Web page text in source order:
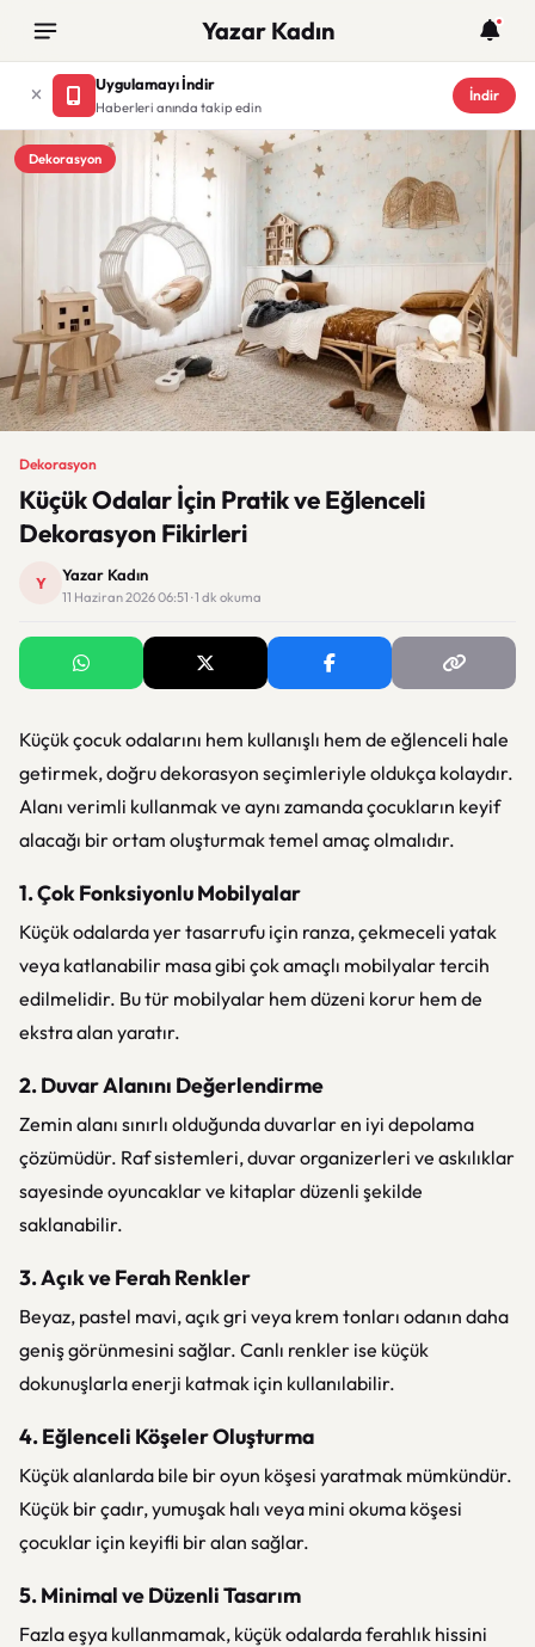
Yazar Kadın
Uygulamayı İndir
Haberleri anında takip edin
İndir
Dekorasyon
Dekorasyon
Küçük Odalar İçin Pratik ve Eğlenceli
Dekorasyon Fikirleri
Y Yazar Kadın
11 Haziran 2026 06:51 · 1 dk okuma
Küçük çocuk odalarını hem kullanışlı hem de eğlenceli hale
getirmek, doğru dekorasyon seçimleriyle oldukça kolaydır.
Alanı verimli kullanmak ve aynı zamanda çocukların keyif
alacağı bir ortam oluşturmak temel amaç olmalıdır.
1. Çok Fonksiyonlu Mobilyalar
Küçük odalarda yer tasarrufu için ranza, çekmeceli yatak
veya katlanabilir masa gibi çok amaçlı mobilyalar tercih
edilmelidir. Bu tür mobilyalar hem düzeni korur hem de
ekstra alan yaratır.
2. Duvar Alanını Değerlendirme
Zemin alanı sınırlı olduğunda duvarlar en iyi depolama
çözümüdür. Raf sistemleri, duvar organizerleri ve askılıklar
sayesinde oyuncaklar ve kitaplar düzenli şekilde
saklanabilir.
3. Açık ve Ferah Renkler
Beyaz, pastel mavi, açık gri veya krem tonları odanın daha
geniş görünmesini sağlar. Canlı renkler ise küçük
dokunuşlarla enerji katmak için kullanılabilir.
4. Eğlenceli Köşeler Oluşturma
Küçük alanlarda bile bir oyun köşesi yaratmak mümkündür.
Küçük bir çadır, yumuşak halı veya mini okuma köşesi
çocuklar için keyifli bir alan sağlar.
5. Minimal ve Düzenli Tasarım
Fazla eşya kullanmamak, küçük odalarda ferahlık hissini